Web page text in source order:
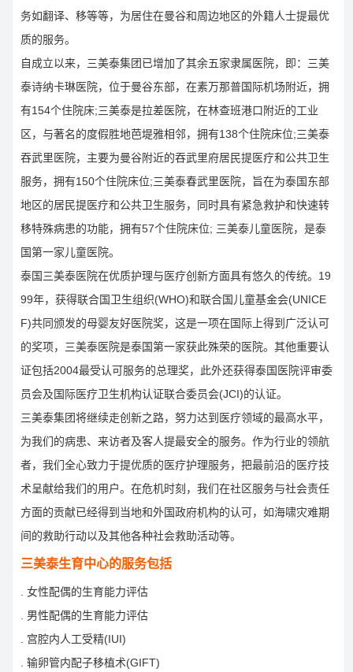
务如翻译、移等等，为居住在曼谷和周边地区的外籍人士提最优
质的服务。
自成立以来，三美泰集团已增加了其余五家隶属医院，即：三美
泰诗纳卡琳医院，位于曼谷东部，在素万那普国际机场附近，拥
有154个住院床;三美泰是拉差医院，在林查班港口附近的工业
区，与著名的度假胜地芭堤雅相邻，拥有138个住院床位;三美泰
吞武里医院，主要为曼谷附近的吞武里府居民提医疗和公共卫生
服务，拥有150个住院床位;三美泰春武里医院，旨在为泰国东部
地区的居民提医疗和公共卫生服务，同时具有紧急救护和快速转
移特殊病患的功能，拥有57个住院床位; 三美泰儿童医院，是泰
国第一家儿童医院。
泰国三美泰医院在优质护理与医疗创新方面具有悠久的传统。19
99年，获得联合国卫生组织(WHO)和联合国儿童基金会(UNICE
F)共同颁发的母婴友好医院奖，这是一项在国际上得到广泛认可
的奖项，三美泰医院是泰国第一家获此殊荣的医院。其他重要认
证包括2004最受认可服务的总理奖，此外还获得泰国医院评审委
员会及国际医疗卫生机构认证联合委员会(JCI)的认证。
三美泰集团将继续走创新之路，努力达到医疗领域的最高水平，
为我们的病患、来访者及客人提最安全的服务。作为行业的领航
者，我们全心致力于提优质的医疗护理服务，把最前沿的医疗技
术呈献给我们的用户。在危机时刻，我们在社区服务与社会责任
方面的贡献已经得到当地和外国政府机构的认可，如海啸灾难期
间的救助行动以及其他各种社会救助活动等。
三美泰生育中心的服务包括
. 女性配偶的生育能力评估
. 男性配偶的生育能力评估
. 宫腔内人工受精(IUI)
. 输卵管内配子移植术(GIFT)